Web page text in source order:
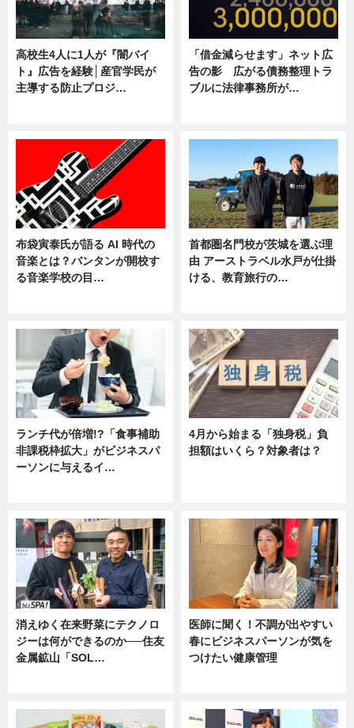
高校生4人に1人が『闇バイ
ト』広告を経験│産官学民が
主導する防止プロジ…
「借金減らせます」ネット広
告の影 広がる債務整理トラ
ブルに法律事務所が…
布袋寅泰氏が語る AI 時代の
音楽とは？バンタンが開校す
る音楽学校の目…
首都圏名門校が茨城を選ぶ理
由 アーストラベル水戸が仕掛
ける、教育旅行の…
ランチ代が倍増!?「食事補助
非課税枠拡大」がビジネスパ
ーソンに与えるイ…
4月から始まる「独身税」負
担額はいくら？対象者は？
消えゆく在来野菜にテクノロ
ジーは何ができるのか──住友
金属鉱山「SOL…
医師に聞く！不調が出やすい
春にビジネスパーソンが気を
つけたい健康管理